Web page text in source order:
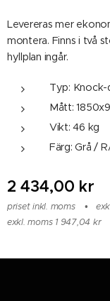
Levereras mer
montera. Finns i två
hyllplan ingår.
Typ:
Mått:
Vikt: 46 kg
Färg: Grå /
2 434,00 kr
priset inkl. moms
exkl. moms 1 947,04 kr